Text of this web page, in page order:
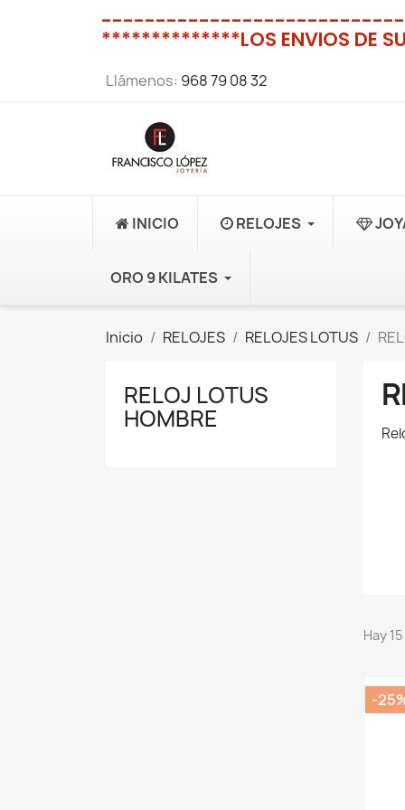
----------------------------
**************LOS ENVIOS DE
Llámenos: 968 79 08 32
INICIO RELOJES
ORO 9 KILATES
Inicio RELOJES RELOJES LOTUS
RELOJ LOTUS
HOMBRE
Hay
-